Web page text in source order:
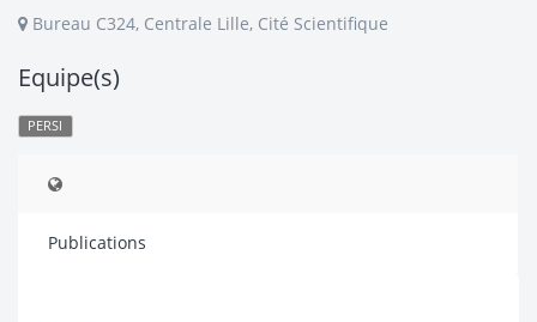
Bureau C324, Centrale Lille, Cité Scientifique
Equipe(s)
PERSI
Publications